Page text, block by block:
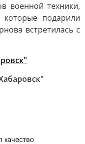
военной техники,
подарили
встретилась с
качество